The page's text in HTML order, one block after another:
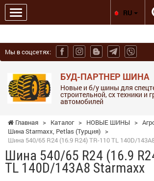
Мы в соцсетях:
БУД-ПАРТНЕР ШИНА
Новые и б/у шины для
строительной, сх техники и
автомобилей
RU
Главная > Каталог > НОВЫЕ ШИНЫ >
Шина Starmaxx, Petlas (Турция) >
Шина 540/65 R24 (16.9 R24) TR-110 TL 140D/
Шина 540/65 R24 (16.9
TL 140D/143A8 Starmaxx